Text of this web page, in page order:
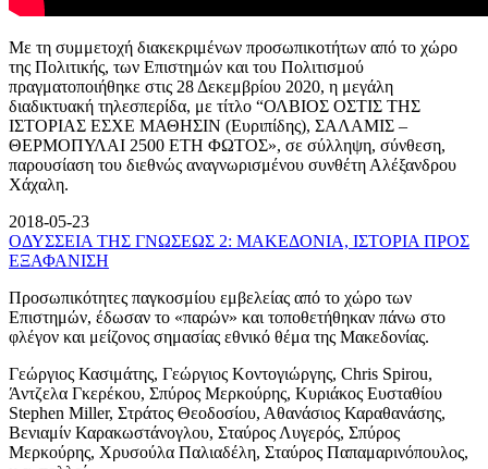
Με τη συμμετοχή διακεκριμένων προσωπικοτήτων από το χώρο
της Πολιτικής, των Επιστημών και του Πολιτισμού
πραγματοποιήθηκε στις 28 Δεκεμβρίου 2020, η μεγάλη
διαδικτυακή τηλεσπερίδα, με τίτλο “ΟΛΒΙΟΣ ΟΣΤΙΣ ΤΗΣ
ΙΣΤΟΡΙΑΣ ΕΣΧΕ ΜΑΘΗΣΙΝ (Ευριπίδης), ΣΑΛΑΜΙΣ –
ΘΕΡΜΟΠΥΛΑΙ 2500 ΕΤΗ ΦΩΤΟΣ», σε σύλληψη, σύνθεση,
παρουσίαση του διεθνώς αναγνωρισμένου συνθέτη Αλέξανδρου
Χάχαλη.
2018-05-23
ΟΔΥΣΣΕΙΑ ΤΗΣ ΓΝΩΣΕΩΣ 2: ΜΑΚΕΔΟΝΙΑ, ΙΣΤΟΡΙΑ ΠΡΟΣ
ΕΞΑΦΑΝΙΣΗ
Προσωπικότητες παγκοσμίου εμβελείας από το χώρο των
Επιστημών, έδωσαν το «παρών» και τοποθετήθηκαν πάνω στο
φλέγον και μείζονος σημασίας εθνικό θέμα της Μακεδονίας.
Γεώργιος Κασιμάτης, Γεώργιος Κοντογιώργης, Chris Spirou,
Άντζελα Γκερέκου, Σπύρος Μερκούρης, Κυριάκος Ευσταθίου
Stephen Miller, Στράτος Θεοδοσίου, Αθανάσιος Καραθανάσης,
Βενιαμίν Καρακωστάνογλου, Σταύρος Λυγερός, Σπύρος
Μερκούρης, Χρυσούλα Παλιαδέλη, Σταύρος Παπαμαρινόπουλος,